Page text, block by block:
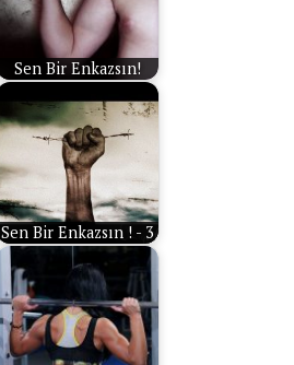
Sen Bir Enkazsın!
Sen Bir Enkazsın ! - 3